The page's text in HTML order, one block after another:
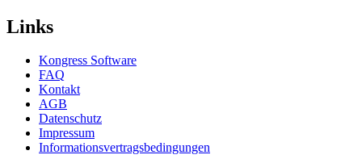
Links
Kongress Software
FAQ
Kontakt
AGB
Datenschutz
Impressum
Informationsvertragsbedingungen